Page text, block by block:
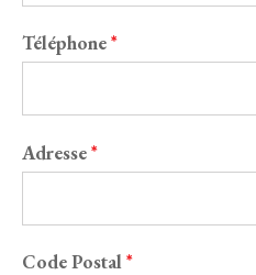
Téléphone*
Adresse*
Code Postal*